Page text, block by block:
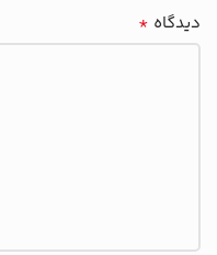
دیدگاه *